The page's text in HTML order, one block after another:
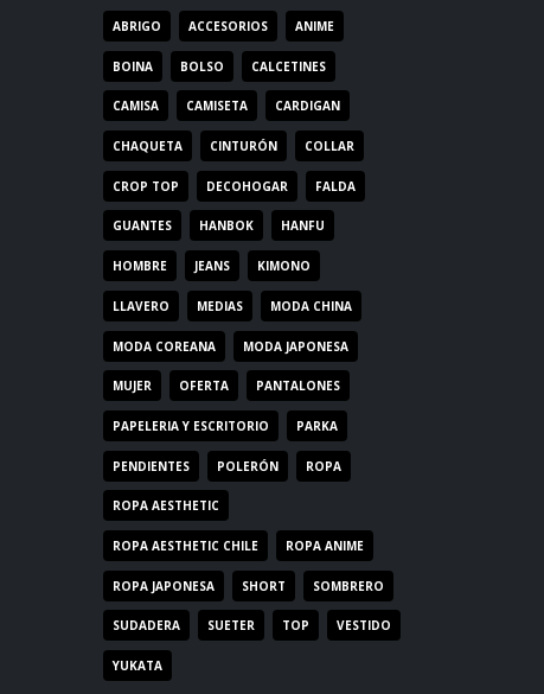
ABRIGO ACCESORIOS ANIME
BOINA BOLSO CALCETINES
CAMISA CAMISETA CARDIGAN
CHAQUETA CINTURÓN COLLAR
CROP TOP DECOHOGAR FALDA
GUANTES HANBOK HANFU
HOMBRE JEANS KIMONO
LLAVERO MEDIAS MODA CHINA
MODA COREANA MODA JAPONESA
MUJER OFERTA PANTALONES
PAPELERIA Y ESCRITORIO PARKA
PENDIENTES POLERÓN ROPA
ROPA AESTHETIC
ROPA AESTHETIC CHILE ROPA ANIME
ROPA JAPONESA SHORT SOMBRERO
SUDADERA SUETER TOP VESTIDO
YUKATA